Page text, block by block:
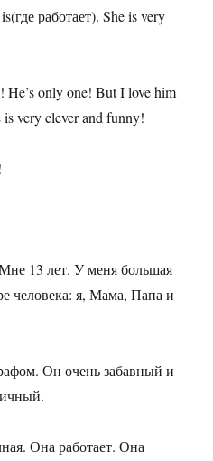
работает). She is very
only one! But I love him
very clever and funny!
13 лет. У меня большая
человека: я, Мама, Папа и
Он очень забавный и
Она работает. Она